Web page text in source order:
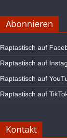
Abonnieren
Raptastisch auf
Raptastisch auf
Raptastisch auf
Raptastisch auf
Kontakt